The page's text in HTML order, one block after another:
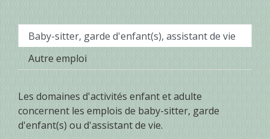
Baby-sitter, garde d'enfant(s), assistant de vie
Autre emploi
Les domaines d'activités enfant et adulte
concernent les emplois de baby-sitter, garde
d'enfant(s) ou d'assistant de vie.